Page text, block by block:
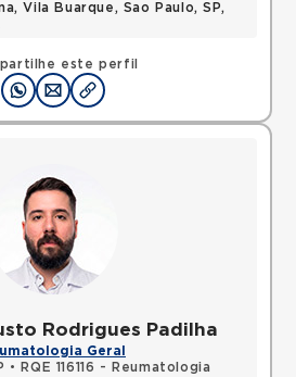
este perfil
Vila Buarque, Sao Paulo, SP,
Rodrigues Padilha
Geral
•
RQE 116116 - Reumatologia